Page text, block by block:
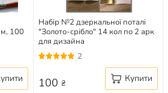
100
Набір №2 дзеркальної поталі
"Золото-срібло" 14 кол по 2 арк
для дизайна
2
100 ₴ Купити